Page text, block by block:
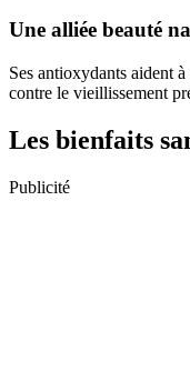
Une alliée beauté
Ses antioxydants aident
contre le vieillissement
Les bienfaits
Publicité